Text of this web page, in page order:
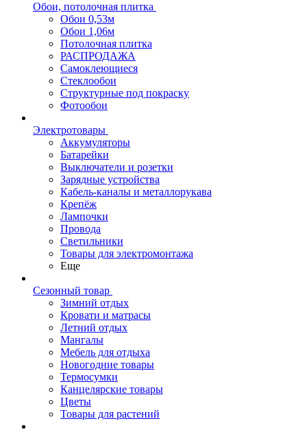
Обои, потолочная плитка
Обои 0,53м
Обои 1,06м
Потолочная плитка
РАСПРОДАЖА
Самоклеющиеся
Стеклообои
Структурные под покраску
Фотообои
Электротовары
Аккумуляторы
Батарейки
Выключатели и розетки
Зарядные устройства
Кабель-каналы и металлорукава
Крепёж
Лампочки
Провода
Светильники
Товары для электромонтажа
Еще
Сезонный товар
Зимний отдых
Кровати и матрасы
Летний отдых
Мангалы
Мебель для отдыха
Новогодние товары
Термосумки
Канцелярские товары
Цветы
Товары для растений